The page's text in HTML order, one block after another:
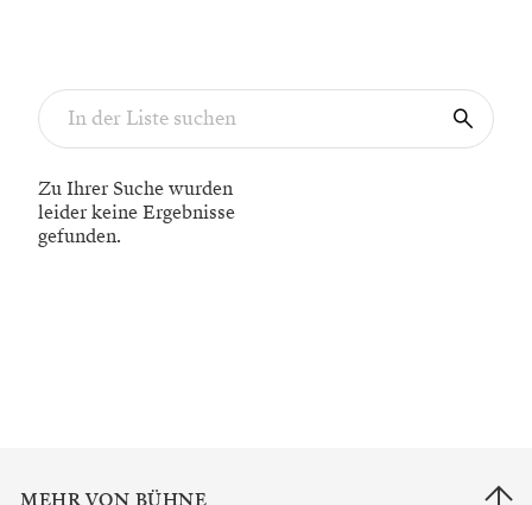
Zu Ihrer Suche wurden
leider keine Ergebnisse
gefunden.